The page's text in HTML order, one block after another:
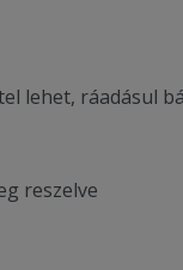
lehet, ráadásul
reszelve